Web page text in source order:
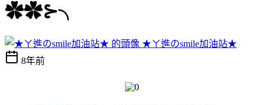
✿✿⊱╮
★ㄚ進のsmile加油站★
8年前